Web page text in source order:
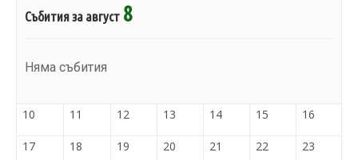
Събития за август 8
Няма събития
10 11 12 13 14 15 16
17 18 19 20 21 22 23